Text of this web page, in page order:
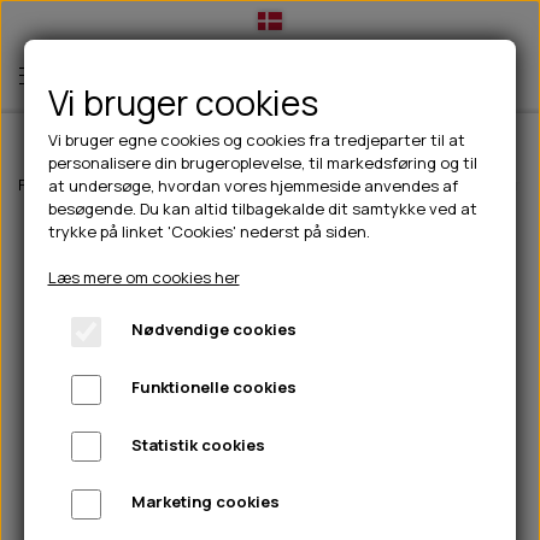
TIL HUND
💧FODER- VANDSKÅLE
CHICOPEE
GODBIDSTASKE
HALSBÅND
🦴 GODBIDDER & SNACKS
🍖 SMAGSVARIANTER
🎾 LEGETØJ
TÆNDER, ØRE, ØJE, POTER & NÆSE
🐾 UDSTYR & KOMFORT
TIL HUNDEEJER
DRIKKEFLASKER/TERMOFLASKER
HUER OG VANTER
PINEWOOD SALES
TIL KAT
TILBUD
NYHEDER
ABONNEMENT
Forside Outdoor Pinewood tøj Herre Pinewood Summer
Vi bruger cookies
Vi bruger egne cookies og cookies fra tredjeparter til at
personalisere din brugeroplevelse, til markedsføring og til
at undersøge, hvordan vores hjemmeside anvendes af
besøgende. Du kan altid tilbagekalde dit samtykke ved at
trykke på linket 'Cookies' nederst på siden.
Læs mere om cookies her
Nødvendige cookies
Funktionelle cookies
Statistik cookies
Marketing cookies